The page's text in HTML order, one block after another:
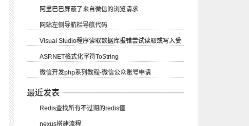
阿里巴巴屏蔽了来自微信的浏览请求
网站左侧导航栏导航代码
Visual Studio程序读取数据库报错尝试读取或写入受
保护的内存...
ASP.NET格式化字符ToString
微信开发php系列教程-微信公众账号申请
最近发表
Redis查找所有不过期的redis值
nexus搭建流程